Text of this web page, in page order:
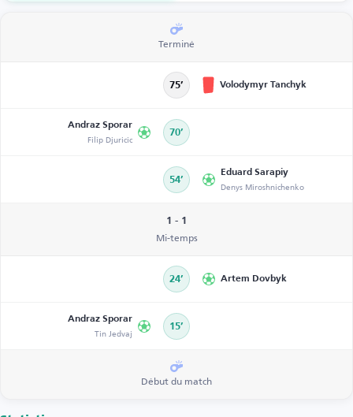
Terminé
75’ Volodymyr Tanchyk
Andraz Sporar
Filip Djuricic 70’
54’
Eduard Sarapiy
Denys Miroshnichenko
1 - 1
Mi-temps
24’ Artem Dovbyk
Andraz Sporar
Tin Jedvaj 15’
Début du match